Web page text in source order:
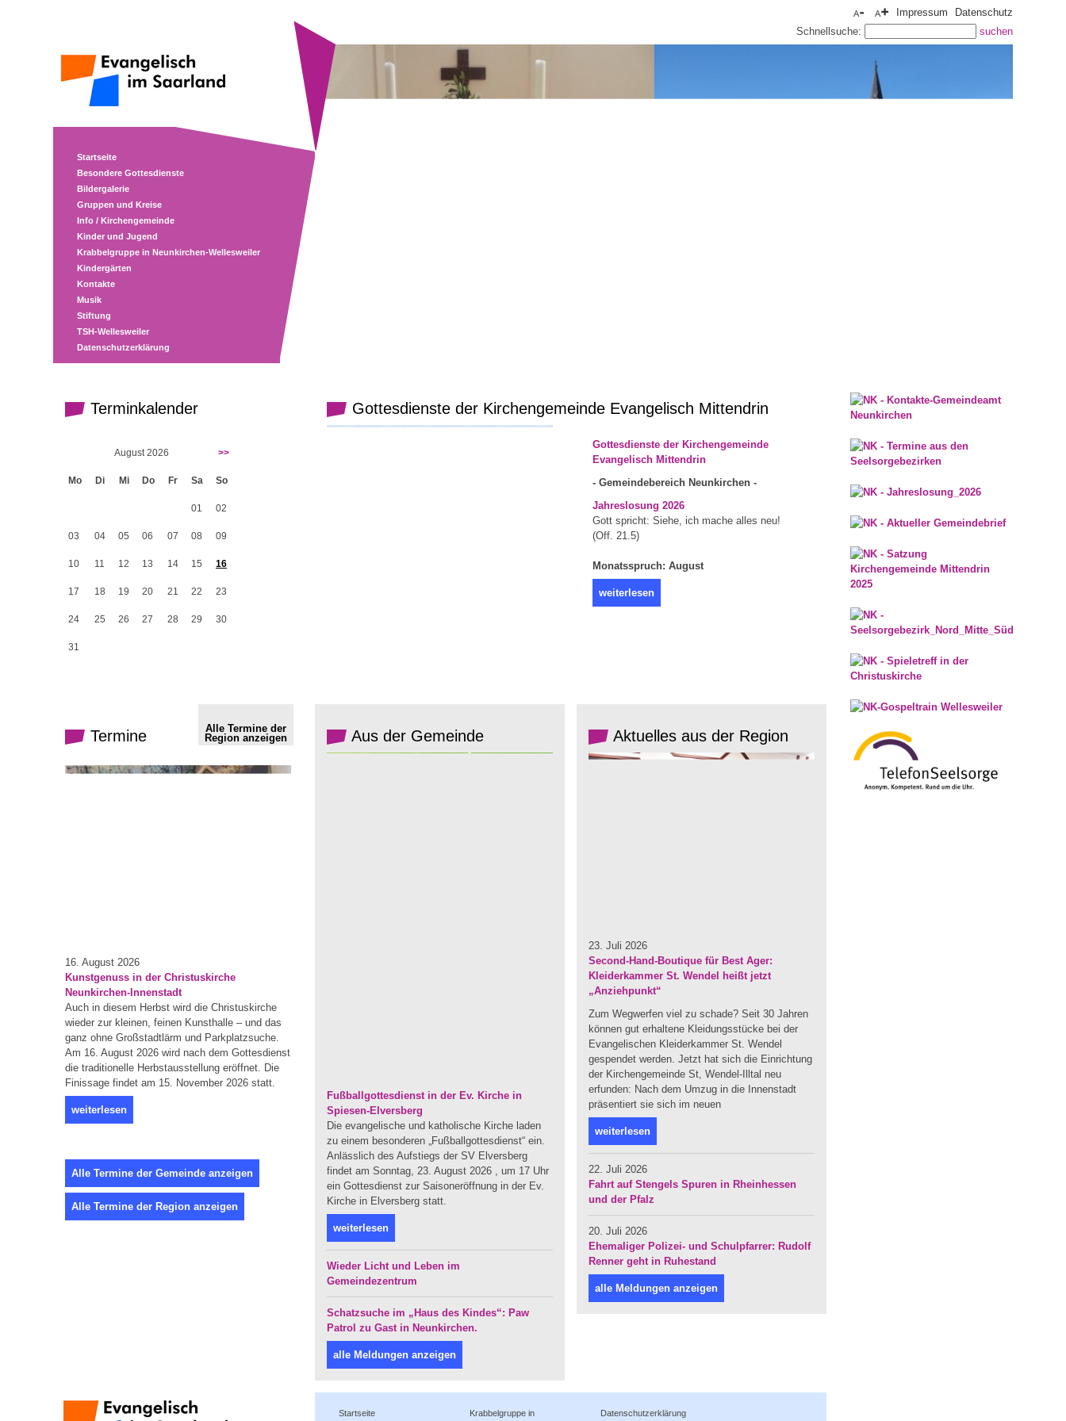
Startseite
Besondere Gottesdienste
Bildergalerie
Gruppen und Kreise
Info / Kirchengemeinde
Kinder und Jugend
Krabbelgruppe in Neunkirchen-Wellesweiler
Kindergärten
Kontakte
Musik
Stiftung
TSH-Wellesweiler
Datenschutzerklärung
Impressum
Datenschutz
Schnellsuche:
Terminkalender
August 2026 >>
Mo Di Mi Do Fr Sa So
01 02
03 04 05 06 07 08 09
10 11 12 13 14 15 16
17 18 19 20 21 22 23
24 25 26 27 28 29 30
31
Gottesdienste der Kirchengemeinde Evangelisch Mittendrin
Gottesdienste der Kirchengemeinde
Evangelisch Mittendrin
- Gemeindebereich Neunkirchen -
Jahreslosung 2026
Gott spricht: Siehe, ich mache alles neu!
(Off. 21.5)
Monatsspruch: August
weiterlesen
Termine
Alle Termine der
Region anzeigen
16. August 2026
Kunstgenuss in der Christuskirche
Neunkirchen-Innenstadt
Auch in diesem Herbst wird die Christuskirche
wieder zur kleinen, feinen Kunsthalle – und das
ganz ohne Großstadtlärm und Parkplatzsuche.
Am 16. August 2026 wird nach dem Gottesdienst
die traditionelle Herbstausstellung eröffnet. Die
Finissage findet am 15. November 2026 statt.
weiterlesen
Alle Termine der Gemeinde anzeigen
Alle Termine der Region anzeigen
Aus der Gemeinde
Fußballgottesdienst in der Ev. Kirche in
Spiesen-Elversberg
Die evangelische und katholische Kirche laden
zu einem besonderen „Fußballgottesdienst“ ein.
Anlässlich des Aufstiegs der SV Elversberg
findet am Sonntag, 23. August 2026 , um 17 Uhr
ein Gottesdienst zur Saisoneröffnung in der Ev.
Kirche in Elversberg statt.
weiterlesen
Wieder Licht und Leben im
Gemeindezentrum
Schatzsuche im „Haus des Kindes“: Paw
Patrol zu Gast in Neunkirchen.
alle Meldungen anzeigen
Aktuelles aus der Region
23. Juli 2026
Second-Hand-Boutique für Best Ager:
Kleiderkammer St. Wendel heißt jetzt
„Anziehpunkt“
Zum Wegwerfen viel zu schade? Seit 30 Jahren
können gut erhaltene Kleidungsstücke bei der
Evangelischen Kleiderkammer St. Wendel
gespendet werden. Jetzt hat sich die Einrichtung
der Kirchengemeinde St, Wendel-Illtal neu
erfunden: Nach dem Umzug in die Innenstadt
präsentiert sie sich im neuen
weiterlesen
22. Juli 2026
Fahrt auf Stengels Spuren in Rheinhessen
und der Pfalz
20. Juli 2026
Ehemaliger Polizei- und Schulpfarrer: Rudolf
Renner geht in Ruhestand
alle Meldungen anzeigen
Startseite Krabbelgruppe in Datenschutzerklärung